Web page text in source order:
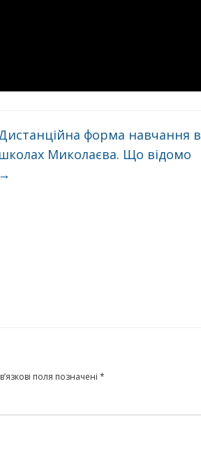
форма навчання в
школах Миколаєва. Що відомо
→
поля позначені *